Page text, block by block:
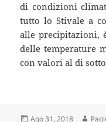
di condizioni
tutto lo Stivale a
alle precipitazioni,
delle temperature
con valori al di
Scritto
Ago 31, 2018